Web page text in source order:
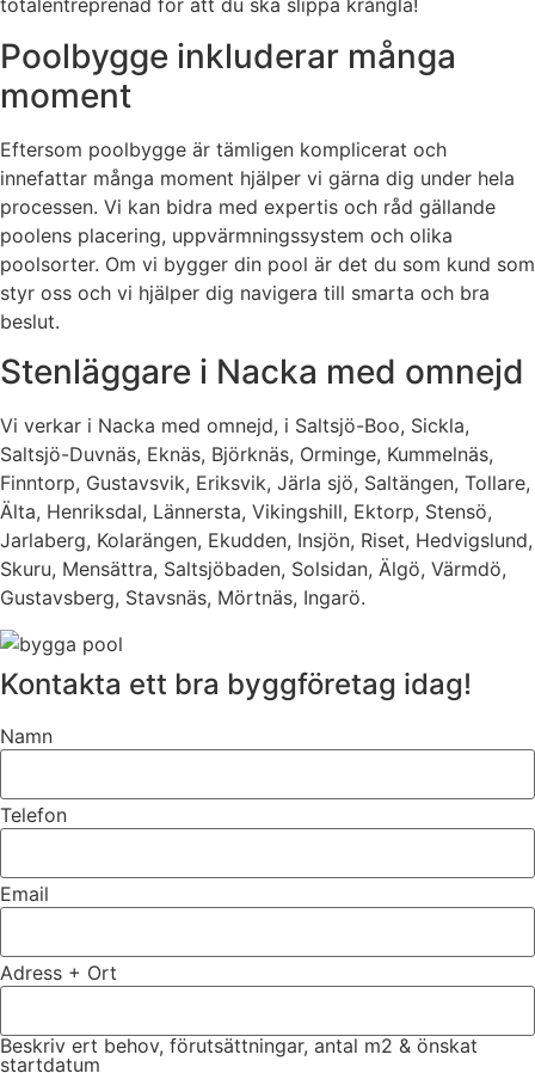
totalentreprenad för att du ska slippa krångla!
Poolbygge inkluderar många
moment
Eftersom poolbygge är tämligen komplicerat och
innefattar många moment hjälper vi gärna dig under hela
processen. Vi kan bidra med expertis och råd gällande
poolens placering, uppvärmningssystem och olika
poolsorter. Om vi bygger din pool är det du som kund som
styr oss och vi hjälper dig navigera till smarta och bra
beslut.
Stenläggare i Nacka med omnejd
Vi verkar i Nacka med omnejd, i Saltsjö-Boo, Sickla,
Saltsjö-Duvnäs, Eknäs, Björknäs, Orminge, Kummelnäs,
Finntorp, Gustavsvik, Eriksvik, Järla sjö, Saltängen, Tollare,
Älta, Henriksdal, Lännersta, Vikingshill, Ektorp, Stensö,
Jarlaberg, Kolarängen, Ekudden, Insjön, Riset, Hedvigslund,
Skuru, Mensättra, Saltsjöbaden, Solsidan, Älgö, Värmdö,
Gustavsberg, Stavsnäs, Mörtnäs, Ingarö.
Kontakta ett bra byggföretag idag!
Namn
Telefon
Email
Adress + Ort
Beskriv ert behov, förutsättningar, antal m2 & önskat
startdatum